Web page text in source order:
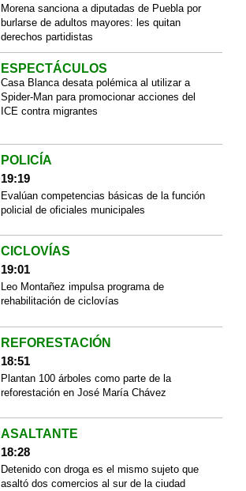
Morena sanciona a diputadas de Puebla por
burlarse de adultos mayores: les quitan
derechos partidistas
ESPECTÁCULOS
Casa Blanca desata polémica al utilizar a
Spider-Man para promocionar acciones del
ICE contra migrantes
POLICÍA
19:19
Evalúan competencias básicas de la función
policial de oficiales municipales
CICLOVÍAS
19:01
Leo Montañez impulsa programa de
rehabilitación de ciclovías
REFORESTACIÓN
18:51
Plantan 100 árboles como parte de la
reforestación en José María Chávez
ASALTANTE
18:28
Detenido con droga es el mismo sujeto que
asaltó dos comercios al sur de la ciudad